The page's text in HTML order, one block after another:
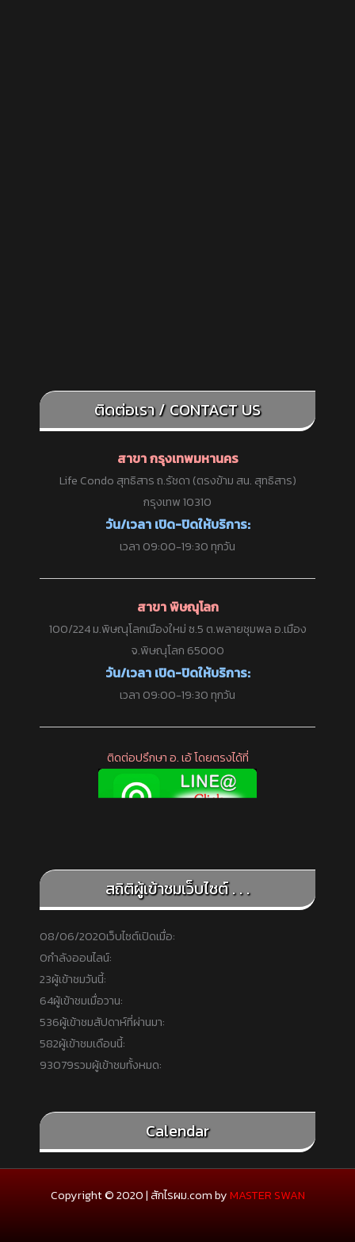
ติดต่อเรา / CONTACT US
สาขา กรุงเทพมหานคร
Life Condo สุทธิสาร ถ.รัชดา (ตรงข้าม สน. สุทธิสาร)
กรุงเทพ 10310
วัน/เวลา เปิด-ปิดให้บริการ:
เวลา 09:00-19:30 ทุกวัน
สาขา พิษณุโลก
100/224 ม.พิษณุโลกเมืองใหม่ ซ.5 ต.พลายชุมพล อ.เมือง
จ.พิษณุโลก 65000
วัน/เวลา เปิด-ปิดให้บริการ:
เวลา 09:00-19:30 ทุกวัน
ติดต่อปรึกษา อ. เอ้ โดยตรงได้ที่
สถิติผู้เข้าชมเว็บไซต์ . . .
08/06/2020เว็บไซต์เปิดเมื่อ:
0กำลังออนไลน์:
23ผู้เข้าชมวันนี้:
64ผู้เข้าชมเมื่อวาน:
536ผู้เข้าชมสัปดาห์ที่ผ่านมา:
582ผู้เข้าชมเดือนนี้:
93079รวมผู้เข้าชมทั้งหมด:
Calendar
Copyright © 2020 | สักไรผม.com byMASTER SWAN